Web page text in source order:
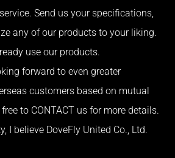
Send us your specifications,
any of our products to your liking.
use our products.
forward to even greater
customers based on mutual
to CONTACT us for more details.
I believe DoveFly United Co., Ltd.